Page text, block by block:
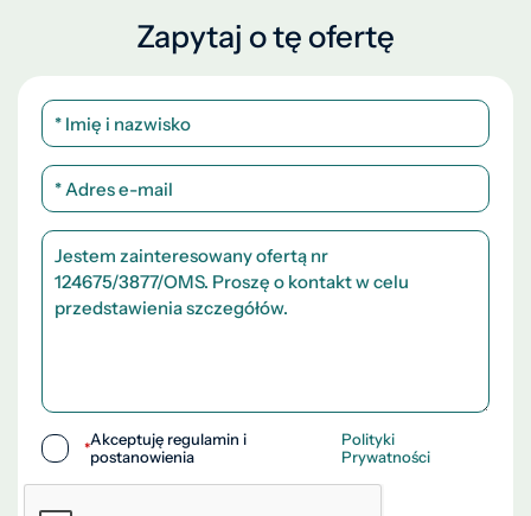
Zapytaj o tę ofertę
*Akceptuję regulamin i
postanowienia
Polityki
Prywatności